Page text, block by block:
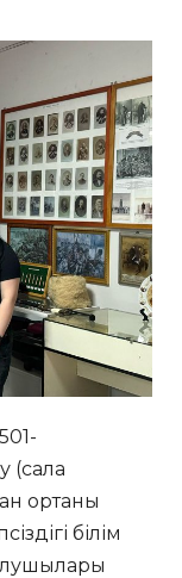
(сала
ортаны
білім